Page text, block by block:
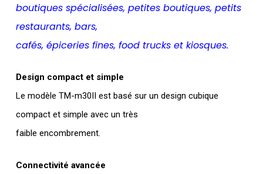
boutiques spécialisées, petites boutiques, petits
restaurants, bars,
cafés, épiceries fines, food trucks et kiosques.
Design compact et simple
Le modèle TM-m30II est basé sur un design cubique
compact et simple avec un très
faible encombrement.
Connectivité avancée